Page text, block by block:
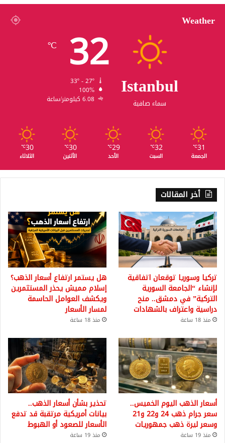
Weather
Istanbul
سماء صافية
32
℃
100%
6.08 كيلومتر/ساعة
31
℃
الجمعة
32
℃
السبت
29
℃
الأحد
30
℃
الأثنين
30
℃
الثلاثاء
أخر المقالات
تركيا وسوريا توقعان اتفاقية
لإنشاء “الجامعة السورية
التركية” في دمشق.. منح
دراسية واعتراف بالشهادات
منذ 18 ساعة
هل يستمر ارتفاع أسعار الذهب؟
إسلام مميش يحذر المستثمرين
ويكشف العوامل الحاسمة
لمسار الأسعار
منذ 18 ساعة
أسعار الذهب اليوم الخميس..
سعر جرام ذهب 24 و22 و21
وسعر ليرة ذهب جمهوريات
منذ 19 ساعة
تحذير بشأن أسعار الذهب..
بيانات أمريكية مرتقبة قد تدفع
الأسعار للصعود أو الهبوط
منذ 19 ساعة